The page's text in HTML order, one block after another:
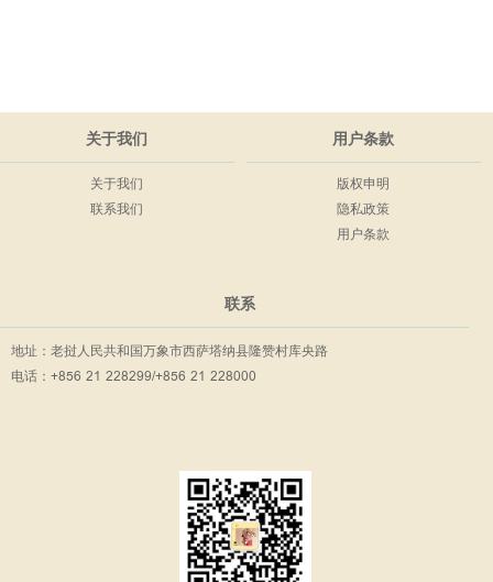
关于我们
关于我们
联系我们
用户条款
版权申明
隐私政策
用户条款
联系
地址：老挝人民共和国万象市西萨塔纳县隆赞村库央路
电话：+856 21 228299/+856 21 228000